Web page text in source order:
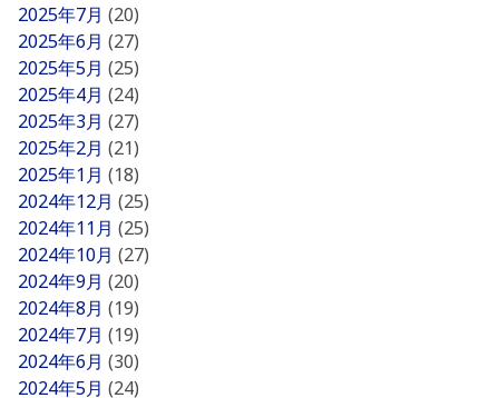
2025年7月 (20)
2025年6月 (27)
2025年5月 (25)
2025年4月 (24)
2025年3月 (27)
2025年2月 (21)
2025年1月 (18)
2024年12月 (25)
2024年11月 (25)
2024年10月 (27)
2024年9月 (20)
2024年8月 (19)
2024年7月 (19)
2024年6月 (30)
2024年5月 (24)